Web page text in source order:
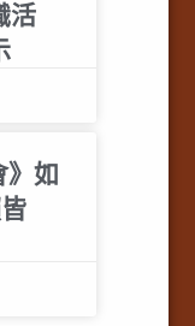
活
》如